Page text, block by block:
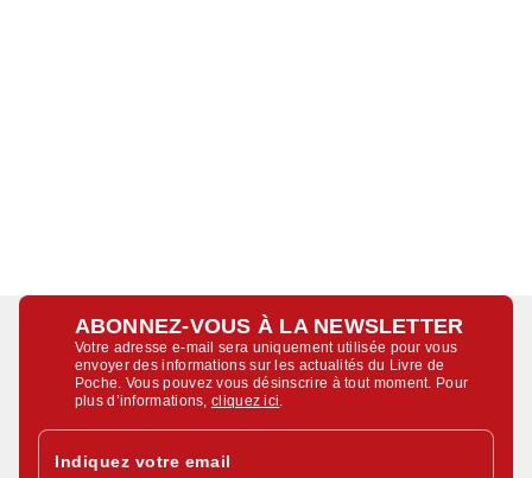
ABONNEZ-VOUS À LA NEWSLETTER
Votre adresse e-mail sera uniquement utilisée pour vous
envoyer des informations sur les actualités du Livre de
Poche. Vous pouvez vous désinscrire à tout moment. Pour
plus d’informations,cliquez ici
Indiquez votre email